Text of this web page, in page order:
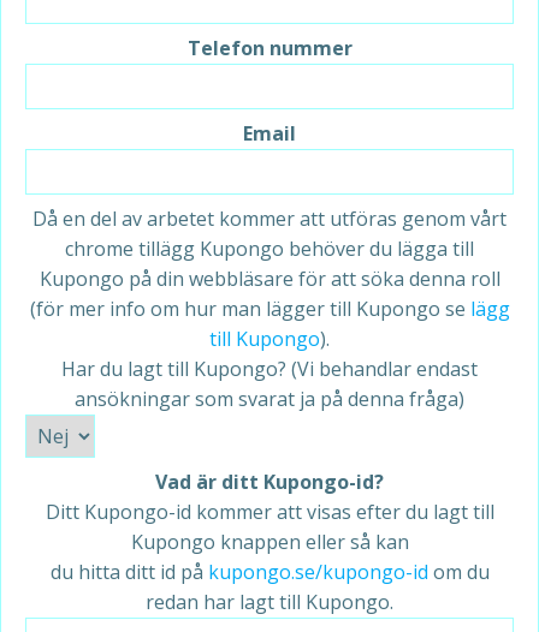
Telefon nummer
Email
Då en del av arbetet kommer att utföras genom vårt
chrome tillägg Kupongo behöver du lägga till
Kupongo på din webbläsare för att söka denna roll
(för mer info om hur man lägger till Kupongo se lägg
till Kupongo).
Har du lagt till Kupongo? (Vi behandlar endast
ansökningar som svarat ja på denna fråga)
Vad är ditt Kupongo-id?
Ditt Kupongo-id kommer att visas efter du lagt till
Kupongo knappen eller så kan
du hitta ditt id på kupongo.se/kupongo-id om du
redan har lagt till Kupongo.